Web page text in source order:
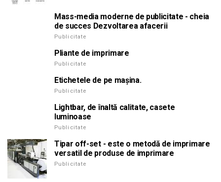
Mass-media moderne de publicitate - cheia
de succes Dezvoltarea afacerii
Publicitate
Pliante de imprimare
Publicitate
Etichetele de pe mașina.
Publicitate
Lightbar, de înaltă calitate, casete
luminoase
Publicitate
Tipar off-set - este o metodă de imprimare
versatil de produse de imprimare
Publicitate